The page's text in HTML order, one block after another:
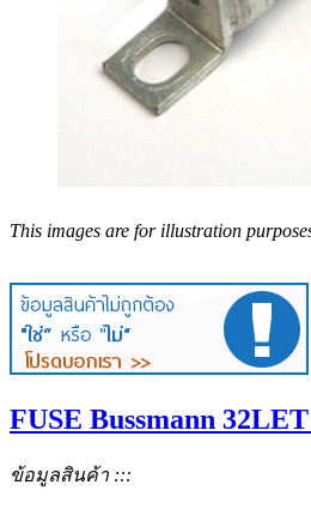
This images are for illustration
FUSE Bussmann
ข้อมูลสินค้า :::